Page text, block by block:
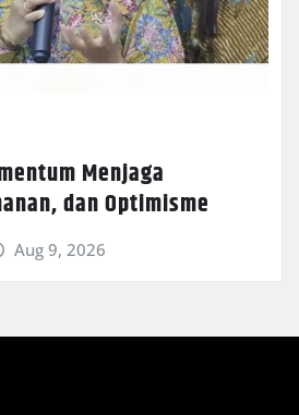
Menjaga
dan Optimisme
Aug 9, 2026